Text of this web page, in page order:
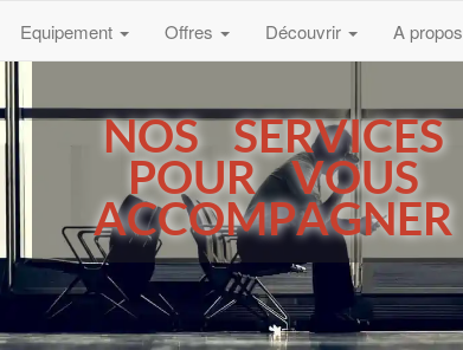
Equipement Offres Découvrir A propos
NOS SERVICES
POUR VOUS
ACCOMPAGNER